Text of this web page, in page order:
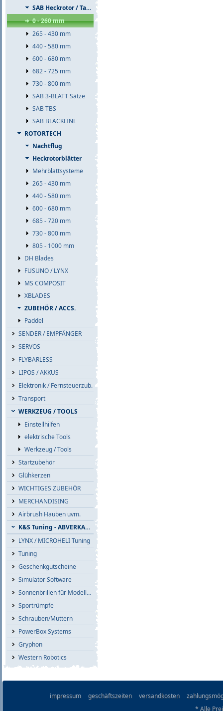
SAB Heckrotor / Tails
0 - 260 mm
265 - 430 mm
440 - 580 mm
600 - 680 mm
682 - 725 mm
730 - 800 mm
SAB 3-BLATT Sätze
SAB TBS
SAB BLACKLINE
ROTORTECH
Nachtflug
Heckrotorblätter
Mehrblattsysteme
265 - 430 mm
440 - 580 mm
600 - 680 mm
685 - 720 mm
730 - 800 mm
805 - 1000 mm
DH Blades
FUSUNO / LYNX
MS COMPOSIT
XBLADES
ZUBEHÖR / ACCS.
Paddel
SENDER / EMPFÄNGER
SERVOS
FLYBARLESS
LIPOS / AKKUS
Elektronik / Fernsteuerzub.
Transport
WERKZEUG / TOOLS
Einstellhilfen
elektrische Tools
Werkzeug / Tools
Startzubehör
Glühkerzen
WICHTIGES ZUBEHÖR
MERCHANDISING
Airbrush Hauben uvm.
K&S Tuning - ABVERKAUF
LYNX / MICROHELI Tuning
Tuning
Geschenkgutscheine
Simulator Software
Sonnenbrillen für Modellflieger
Sportrümpfe
Schrauben/Muttern
PowerBox Systems
Gryphon
Western Robotics
impressum geschäftszeiten versandkosten
* Alle